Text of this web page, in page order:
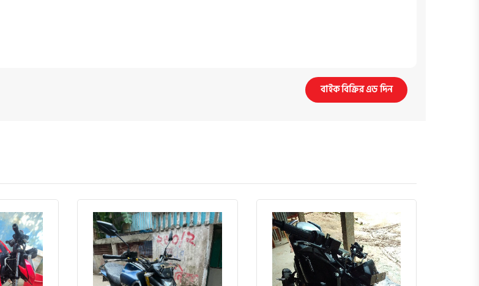
বাইক বিক্রির এড দিন